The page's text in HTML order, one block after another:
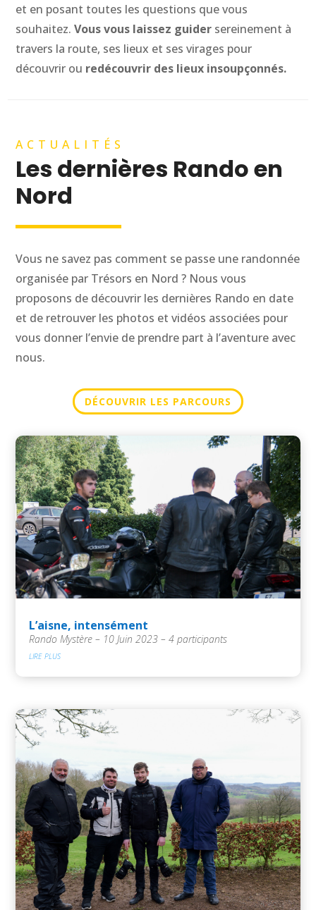
et en posant toutes les questions que vous
souhaitez.Vous vous laissez guider sereinement à
travers la route, ses lieux et ses virages pour
découvrir ou redécouvrir des lieux insoupçonnés.
ACTUALITÉS
Les dernières Rando en
Nord
Vous ne savez pas comment se passe une randonnée
organisée par Trésors en Nord ? Nous vous
proposons de découvrir les dernières Rando en date
et de retrouver les photos et vidéos associées pour
vous donner l’envie de prendre part à l’aventure avec
nous.
DÉCOUVRIR LES PARCOURS
L’aisne, intensément
Rando Mystère – 10 Juin 2023 – 4 participants
lire plus